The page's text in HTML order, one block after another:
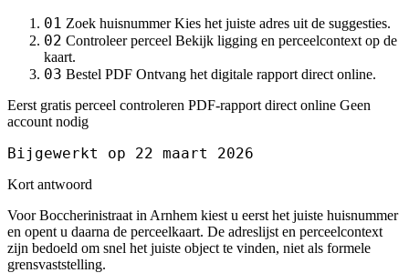
01 Zoek huisnummer Kies het juiste adres uit de suggesties.
02 Controleer perceel Bekijk ligging en perceelcontext op de
kaart.
03 Bestel PDF Ontvang het digitale rapport direct online.
Eerst gratis perceel controleren PDF-rapport direct online Geen
account nodig
Bijgewerkt op 22 maart 2026
Kort antwoord
Voor Boccherinistraat in Arnhem kiest u eerst het juiste huisnummer
en opent u daarna de perceelkaart. De adreslijst en perceelcontext
zijn bedoeld om snel het juiste object te vinden, niet als formele
grensvaststelling.